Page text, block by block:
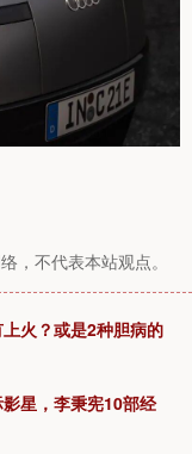
，不代表本站观点。
火？或是2种胆病的
星，李秉宪10部经